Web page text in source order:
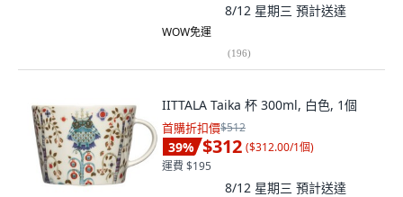
8/12 星期三 預計送達
WOW免運
(196)
IITTALA Taika 杯 300ml, 白色, 1個
首購折扣價$512
39% $312 ($312.00/1個)
運費 $195
8/12 星期三 預計送達